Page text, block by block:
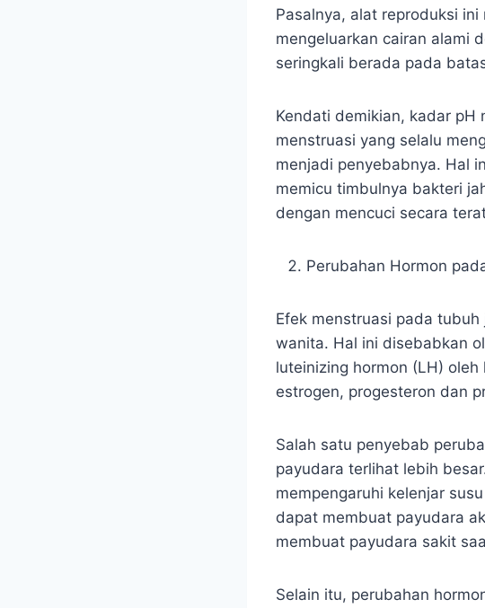
Pasalnya, alat reproduksi
mengeluarkan cairan alami
seringkali berada pada
Kendati demikian, kadar pH
menstruasi yang selalu
menjadi penyebabnya. Hal
memicu timbulnya bakteri
dengan mencuci secara
Perubahan Hormon
Efek menstruasi pada
wanita. Hal ini disebabkan
luteinizing hormon (LH)
estrogen, progesteron dan
Salah satu penyebab
payudara terlihat lebih
mempengaruhi kelenjar
dapat membuat payudara
membuat payudara sakit
Selain itu, perubahan